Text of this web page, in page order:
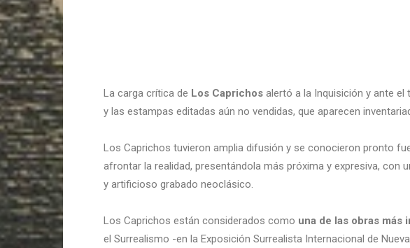
La carga crítica de Los Caprichos alertó a la Inquisición y ante el
y las estampas editadas aún no vendidas, que aparecen
Los Caprichos tuvieron amplia difusión y se conocieron pronto
afrontar la realidad, presentándola más próxima y expresiva, con
y artificioso grabado neoclásico.
Los Caprichos están considerados como una de las obras más
el Surrealismo -en la Exposición Surrealista Internacional de